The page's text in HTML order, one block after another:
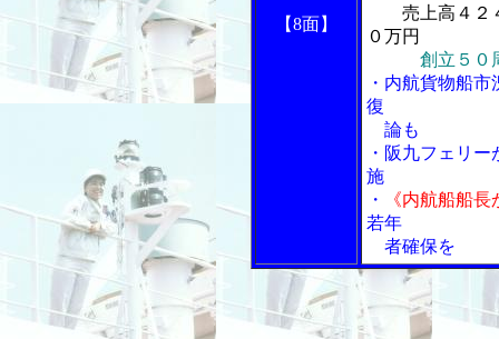
【8面】
売上高４２
０万円
創立５０
・内航貨物船
復
論も
・阪九フェリ
施
・
《内航船船
若年
者確保を